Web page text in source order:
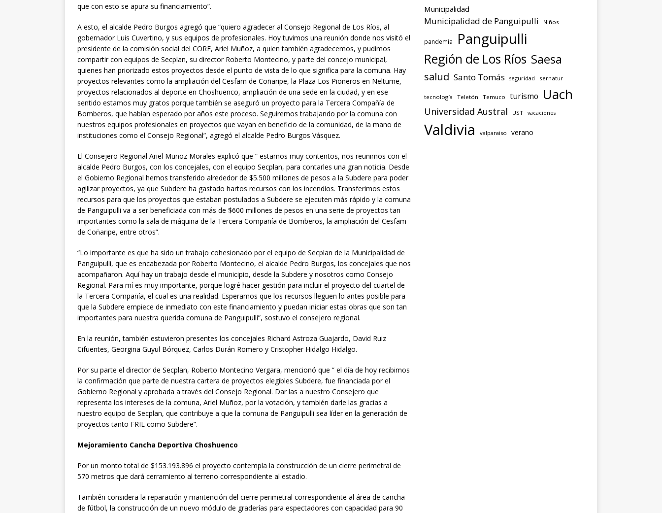
que con esto se apura su financiamiento”.
A esto, el alcalde Pedro Burgos agregó que “quiero agradecer al Consejo Regional de Los Ríos, al
gobernador Luis Cuvertino, y sus equipos de profesionales. Hoy tuvimos una reunión donde nos visitó el
presidente de la comisión social del CORE, Ariel Muñoz, a quien también agradecemos, y pudimos
compartir con equipos de Secplan, su director Roberto Montecino, y parte del concejo municipal,
quienes han priorizado estos proyectos desde el punto de vista de lo que significa para la comuna. Hay
proyectos relevantes como la ampliación del Cesfam de Coñaripe, la Plaza Los Pioneros en Neltume,
proyectos relacionados al deporte en Choshuenco, ampliación de una sede en la ciudad, y en ese
sentido estamos muy gratos porque también se aseguró un proyecto para la Tercera Compañía de
Bomberos, que habían esperado por años este proceso. Seguiremos trabajando por la comuna con
nuestros equipos profesionales en proyectos que vayan en beneficio de la comunidad, de la mano de
instituciones como el Consejo Regional”, agregó el alcalde Pedro Burgos Vásquez.
El Consejero Regional Ariel Muñoz Morales explicó que ” estamos muy contentos, nos reunimos con el
alcalde Pedro Burgos, con los concejales, con el equipo Secplan, para contarles una gran noticia. Desde
el Gobierno Regional hemos transferido alrededor de $5.500 millones de pesos a la Subdere para poder
agilizar proyectos, ya que Subdere ha gastado hartos recursos con los incendios. Transferimos estos
recursos para que los proyectos que estaban postulados a Subdere se ejecuten más rápido y la comuna
de Panguipulli va a ser beneficiada con más de $600 millones de pesos en una serie de proyectos tan
importantes como la sala de máquina de la Tercera Compañía de Bomberos, la ampliación del Cesfam
de Coñaripe, entre otros”.
“Lo importante es que ha sido un trabajo cohesionado por el equipo de Secplan de la Municipalidad de
Panguipulli, que es encabezada por Roberto Montecino, el alcalde Pedro Burgos, los concejales que nos
acompañaron. Aquí hay un trabajo desde el municipio, desde la Subdere y nosotros como Consejo
Regional. Para mí es muy importante, porque logré hacer gestión para incluir el proyecto del cuartel de
la Tercera Compañía, el cual es una realidad. Esperamos que los recursos lleguen lo antes posible para
que la Subdere empiece de inmediato con este financiamiento y puedan iniciar estas obras que son tan
importantes para nuestra querida comuna de Panguipulli”, sostuvo el consejero regional.
En la reunión, también estuvieron presentes los concejales Richard Astroza Guajardo, David Ruiz
Cifuentes, Georgina Guyul Bórquez, Carlos Durán Romero y Cristopher Hidalgo Hidalgo.
Por su parte el director de Secplan, Roberto Montecino Vergara, mencionó que ” el día de hoy recibimos
la confirmación que parte de nuestra cartera de proyectos elegibles Subdere, fue financiada por el
Gobierno Regional y aprobada a través del Consejo Regional. Dar las a nuestro Consejero que
representa los intereses de la comuna, Ariel Muñoz, por la votación, y también darle las gracias a
nuestro equipo de Secplan, que contribuye a que la comuna de Panguipulli sea líder en la generación de
proyectos tanto FRIL como Subdere”.
Mejoramiento Cancha Deportiva Choshuenco
Por un monto total de $153.193.896 el proyecto contempla la construcción de un cierre perimetral de
570 metros que dará cerramiento al terreno correspondiente al estadio.
También considera la reparación y mantención del cierre perimetral correspondiente al área de cancha
de fútbol, la construcción de un nuevo módulo de graderías para espectadores con capacidad para 90
Municipalidad
Municipalidad de Panguipulli Niños
pandemia Panguipulli
Región de Los Ríos Saesa
salud Santo Tomás seguridad sernatur
tecnología Teletón Temuco turismo Uach
Universidad Austral UST vacaciones
Valdivia valparaiso verano